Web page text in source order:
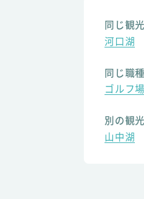
同じ観
河口湖
同じ職
ゴルフ
別の観
山中湖